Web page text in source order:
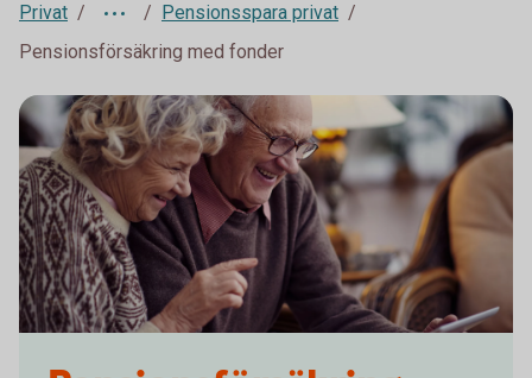
Privat
Pensionsspara privat
Pensionsförsäkring med fonder